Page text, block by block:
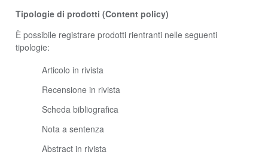
Tipologie di prodotti (Content policy)
È possibile registrare prodotti rientranti nelle seguenti
tipologie:
Articolo in rivista
Recensione in rivista
Scheda bibliografica
Nota a sentenza
Abstract in rivista